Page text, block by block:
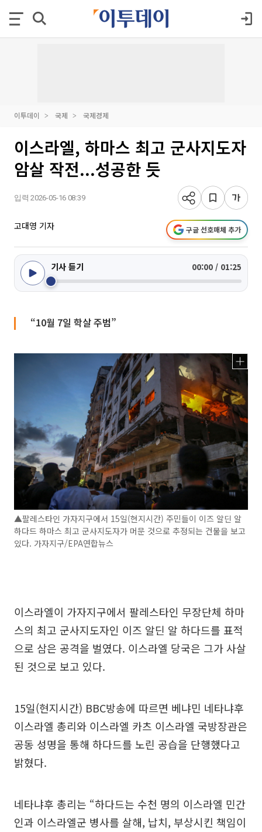
이투데이 국제 국제경제
이스라엘, 하마스 최고 군사지도자
암살 작전...성공한 듯
입력 2026-05-16 08:39
고대영 기자 구글 선호매체 추가
기사 듣기 00:00 / 01:25
“10월 7일 학살 주범”
▲팔레스타인 가자지구에서 15일(현지시간) 주민들이 이즈 알딘 알
하다드 하마스 최고 군사지도자가 머문 것으로 추정되는 건물을 보고
있다. 가자지구/EPA연합뉴스
이스라엘이 가자지구에서 팔레스타인 무장단체 하마
스의 최고 군사지도자인 이즈 알딘 알 하다드를 표적
으로 삼은 공격을 벌였다. 이스라엘 당국은 그가 사살
된 것으로 보고 있다.
15일(현지시간) BBC방송에 따르면 베냐민 네타냐후
이스라엘 총리와 이스라엘 카츠 이스라엘 국방장관은
공동 성명을 통해 하다드를 노린 공습을 단행했다고
밝혔다.
네타냐후 총리는 “하다드는 수천 명의 이스라엘 민간
인과 이스라엘군 병사를 살해, 납치, 부상시킨 책임이